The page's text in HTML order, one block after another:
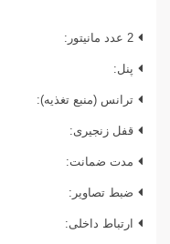
2 عدد مانیتور:
پنل:
ترانس (منبع تغذیه):
قفل زنجیری:
مدت ضمانت:
ضبط تصاویر:
ارتباط داخلی: